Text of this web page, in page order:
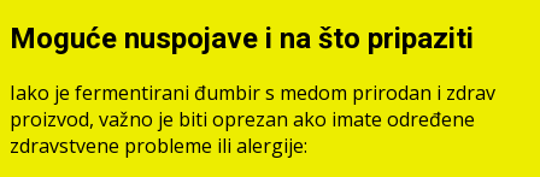
Moguće nuspojave i na što pripaziti
Iako je fermentirani đumbir s medom prirodan i zdrav
proizvod, važno je biti oprezan ako imate određene
zdravstvene probleme ili alergije: